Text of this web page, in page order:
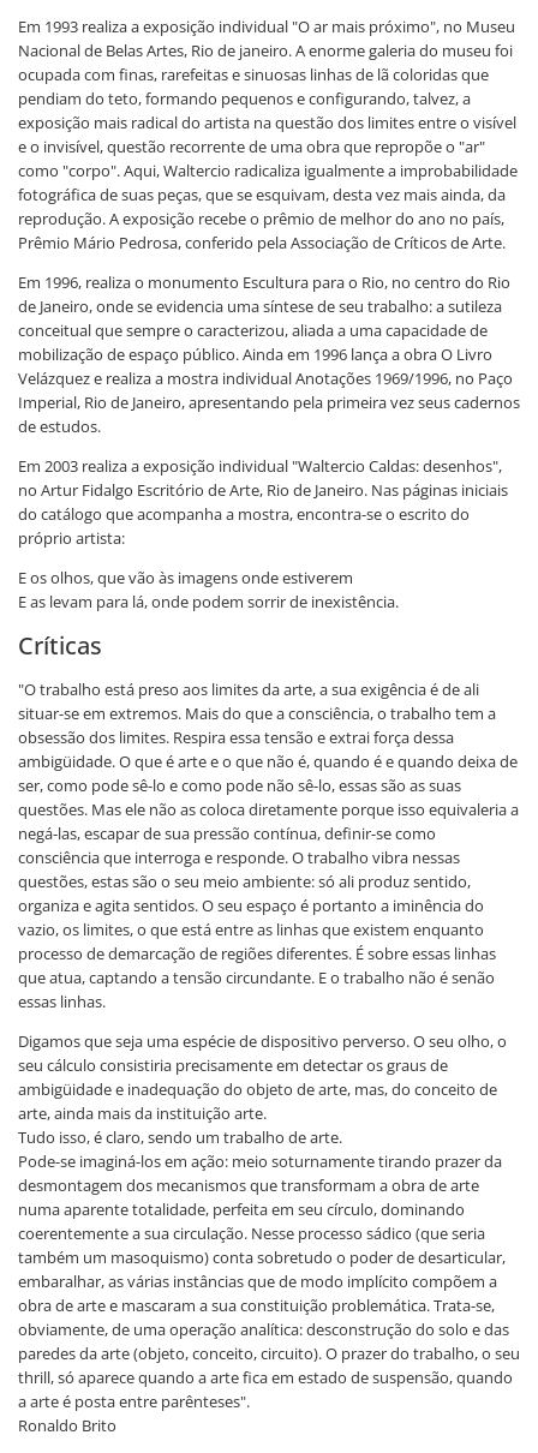
Em 1993 realiza a exposição individual "O ar mais próximo", no Museu
Nacional de Belas Artes, Rio de janeiro. A enorme galeria do museu foi
ocupada com finas, rarefeitas e sinuosas linhas de lã coloridas que
pendiam do teto, formando pequenos e configurando, talvez, a
exposição mais radical do artista na questão dos limites entre o visível
e o invisível, questão recorrente de uma obra que repropõe o "ar"
como "corpo". Aqui, Waltercio radicaliza igualmente a improbabilidade
fotográfica de suas peças, que se esquivam, desta vez mais ainda, da
reprodução. A exposição recebe o prêmio de melhor do ano no país,
Prêmio Mário Pedrosa, conferido pela Associação de Críticos de Arte.
Em 1996, realiza o monumento Escultura para o Rio, no centro do Rio
de Janeiro, onde se evidencia uma síntese de seu trabalho: a sutileza
conceitual que sempre o caracterizou, aliada a uma capacidade de
mobilização de espaço público. Ainda em 1996 lança a obra O Livro
Velázquez e realiza a mostra individual Anotações 1969/1996, no Paço
Imperial, Rio de Janeiro, apresentando pela primeira vez seus cadernos
de estudos.
Em 2003 realiza a exposição individual "Waltercio Caldas: desenhos",
no Artur Fidalgo Escritório de Arte, Rio de Janeiro. Nas páginas iniciais
do catálogo que acompanha a mostra, encontra-se o escrito do
próprio artista:
E os olhos, que vão às imagens onde estiverem
E as levam para lá, onde podem sorrir de inexistência.
Críticas
"O trabalho está preso aos limites da arte, a sua exigência é de ali
situar-se em extremos. Mais do que a consciência, o trabalho tem a
obsessão dos limites. Respira essa tensão e extrai força dessa
ambigüidade. O que é arte e o que não é, quando é e quando deixa de
ser, como pode sê-lo e como pode não sê-lo, essas são as suas
questões. Mas ele não as coloca diretamente porque isso equivaleria a
negá-las, escapar de sua pressão contínua, definir-se como
consciência que interroga e responde. O trabalho vibra nessas
questões, estas são o seu meio ambiente: só ali produz sentido,
organiza e agita sentidos. O seu espaço é portanto a iminência do
vazio, os limites, o que está entre as linhas que existem enquanto
processo de demarcação de regiões diferentes. É sobre essas linhas
que atua, captando a tensão circundante. E o trabalho não é senão
essas linhas.
Digamos que seja uma espécie de dispositivo perverso. O seu olho, o
seu cálculo consistiria precisamente em detectar os graus de
ambigüidade e inadequação do objeto de arte, mas, do conceito de
arte, ainda mais da instituição arte.
Tudo isso, é claro, sendo um trabalho de arte.
Pode-se imaginá-los em ação: meio soturnamente tirando prazer da
desmontagem dos mecanismos que transformam a obra de arte
numa aparente totalidade, perfeita em seu círculo, dominando
coerentemente a sua circulação. Nesse processo sádico (que seria
também um masoquismo) conta sobretudo o poder de desarticular,
embaralhar, as várias instâncias que de modo implícito compõem a
obra de arte e mascaram a sua constituição problemática. Trata-se,
obviamente, de uma operação analítica: desconstrução do solo e das
paredes da arte (objeto, conceito, circuito). O prazer do trabalho, o seu
thrill, só aparece quando a arte fica em estado de suspensão, quando
a arte é posta entre parênteses".
Ronaldo Brito